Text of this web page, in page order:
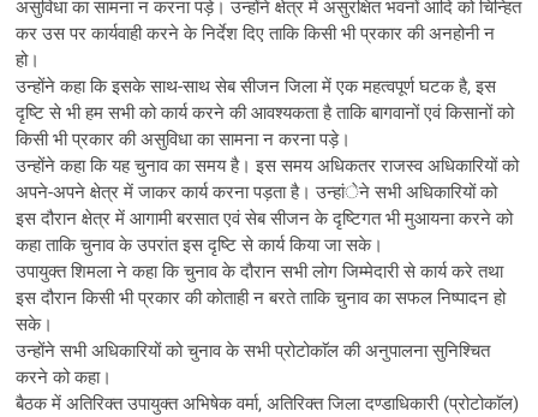
असुविधा का सामना न करना पड़े। उन्होंने क्षेत्र में असुरक्षित भवनों आदि को चिन्हित
कर उस पर कार्यवाही करने के निर्देश दिए ताकि किसी भी प्रकार की अनहोनी न
हो।
उन्होंने कहा कि इसके साथ-साथ सेब सीजन जिला में एक महत्वपूर्ण घटक है, इस
दृष्टि से भी हम सभी को कार्य करने की आवश्यकता है ताकि बागवानों एवं किसानों को
किसी भी प्रकार की असुविधा का सामना न करना पड़े।
उन्होंने कहा कि यह चुनाव का समय है। इस समय अधिकतर राजस्व अधिकारियों को
अपने-अपने क्षेत्र में जाकर कार्य करना पड़ता है। उन्हांेने सभी अधिकारियों को
इस दौरान क्षेत्र में आगामी बरसात एवं सेब सीजन के दृष्टिगत भी मुआयना करने को
कहा ताकि चुनाव के उपरांत इस दृष्टि से कार्य किया जा सके।
उपायुक्त शिमला ने कहा कि चुनाव के दौरान सभी लोग जिम्मेदारी से कार्य करे तथा
इस दौरान किसी भी प्रकार की कोताही न बरते ताकि चुनाव का सफल निष्पादन हो
सके।
उन्होंने सभी अधिकारियों को चुनाव के सभी प्रोटोकाॅल की अनुपालना सुनिश्चित
करने को कहा।
बैठक में अतिरिक्त उपायुक्त अभिषेक वर्मा, अतिरिक्त जिला दण्डाधिकारी (प्रोटोकाॅल)